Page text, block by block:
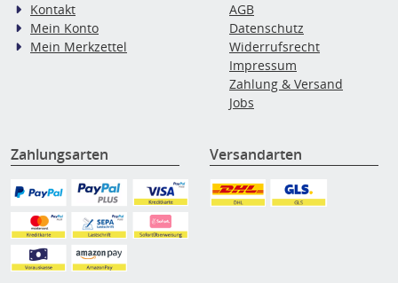
Kontakt
Mein Konto
Mein Merkzettel
AGB
Datenschutz
Widerrufsrecht
Impressum
Zahlung & Versand
Jobs
Zahlungsarten Versandarten